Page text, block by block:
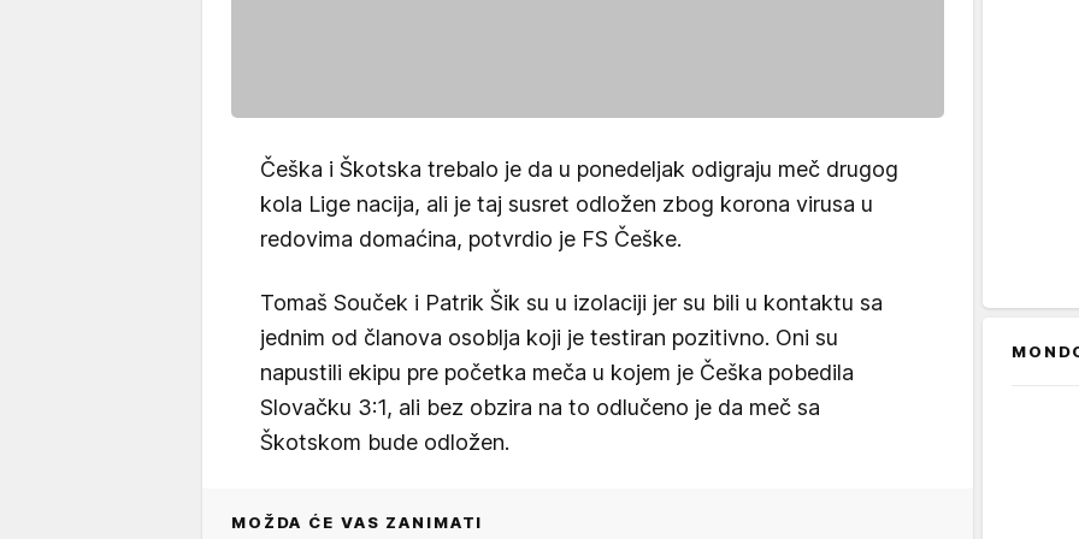
Češka i Škotska trebalo je da u ponedeljak odigraju meč drugog
kola Lige nacija, ali je taj susret odložen zbog korona virusa u
redovima domaćina, potvrdio je FS Češke.
Tomaš Souček i Patrik Šik su u izolaciji jer su bili u kontaktu sa
jednim od članova osoblja koji je testiran pozitivno. Oni su
napustili ekipu pre početka meča u kojem je Češka pobedila
Slovačku 3:1, ali bez obzira na to odlučeno je da meč sa
Škotskom bude odložen.
MOŽDA ĆE VAS ZANIMATI